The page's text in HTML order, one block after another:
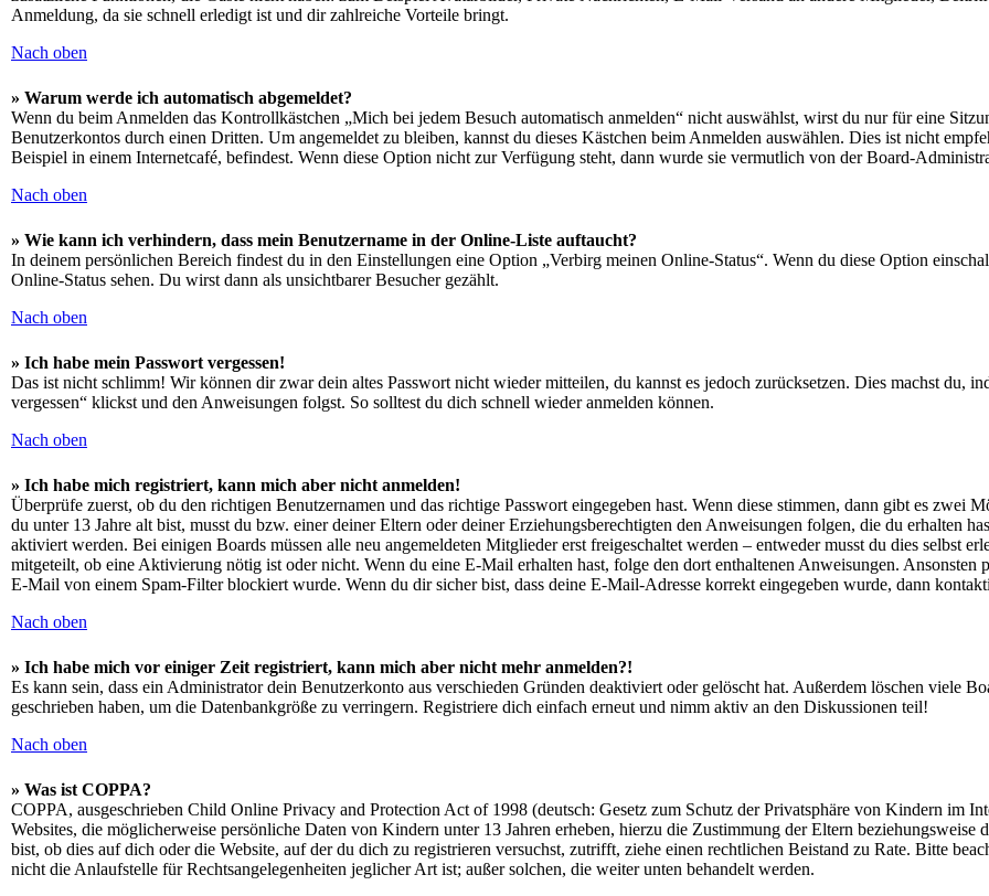
Anmeldung, da sie schnell erledigt ist und dir zahlreiche Vorteile bringt.
Nach oben
» Warum werde ich automatisch abgemeldet?
Wenn du beim Anmelden das Kontrollkästchen „Mich bei jedem Besuch automatisch anmelden“ nicht auswählst, wirst du nur für eine
Benutzerkontos durch einen Dritten. Um angemeldet zu bleiben, kannst du dieses Kästchen beim Anmelden auswählen. Dies ist nicht
Beispiel in einem Internetcafé, befindest. Wenn diese Option nicht zur Verfügung steht, dann wurde sie vermutlich von der Board-
Nach oben
» Wie kann ich verhindern, dass mein Benutzername in der Online-Liste auftaucht?
In deinem persönlichen Bereich findest du in den Einstellungen eine Option „Verbirg meinen Online-Status“. Wenn du diese Option
Online-Status sehen. Du wirst dann als unsichtbarer Besucher gezählt.
Nach oben
» Ich habe mein Passwort vergessen!
Das ist nicht schlimm! Wir können dir zwar dein altes Passwort nicht wieder mitteilen, du kannst es jedoch zurücksetzen. Dies machst du,
vergessen“ klickst und den Anweisungen folgst. So solltest du dich schnell wieder anmelden können.
Nach oben
» Ich habe mich registriert, kann mich aber nicht anmelden!
Überprüfe zuerst, ob du den richtigen Benutzernamen und das richtige Passwort eingegeben hast. Wenn diese stimmen, dann gibt es zwei
du unter 13 Jahre alt bist, musst du bzw. einer deiner Eltern oder deiner Erziehungsberechtigten den Anweisungen folgen, die du erhalten
aktiviert werden. Bei einigen Boards müssen alle neu angemeldeten Mitglieder erst freigeschaltet werden – entweder musst du dies selbst
mitgeteilt, ob eine Aktivierung nötig ist oder nicht. Wenn du eine E-Mail erhalten hast, folge den dort enthaltenen Anweisungen.
E-Mail von einem Spam-Filter blockiert wurde. Wenn du dir sicher bist, dass deine E-Mail-Adresse korrekt eingegeben wurde, dann
Nach oben
» Ich habe mich vor einiger Zeit registriert, kann mich aber nicht mehr anmelden?!
Es kann sein, dass ein Administrator dein Benutzerkonto aus verschieden Gründen deaktiviert oder gelöscht hat. Außerdem löschen viele
geschrieben haben, um die Datenbankgröße zu verringern. Registriere dich einfach erneut und nimm aktiv an den Diskussionen teil!
Nach oben
» Was ist COPPA?
COPPA, ausgeschrieben Child Online Privacy and Protection Act of 1998 (deutsch: Gesetz zum Schutz der Privatsphäre von Kindern im
Websites, die möglicherweise persönliche Daten von Kindern unter 13 Jahren erheben, hierzu die Zustimmung der Eltern beziehungsweise
bist, ob dies auf dich oder die Website, auf der du dich zu registrieren versuchst, zutrifft, ziehe einen rechtlichen Beistand zu Rate. Bitte
nicht die Anlaufstelle für Rechtsangelegenheiten jeglicher Art ist; außer solchen, die weiter unten behandelt werden.